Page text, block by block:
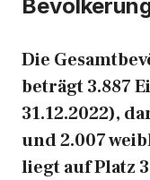
Die
beträgt 3.887
31.12.2022),
und 2.007
liegt auf Platz